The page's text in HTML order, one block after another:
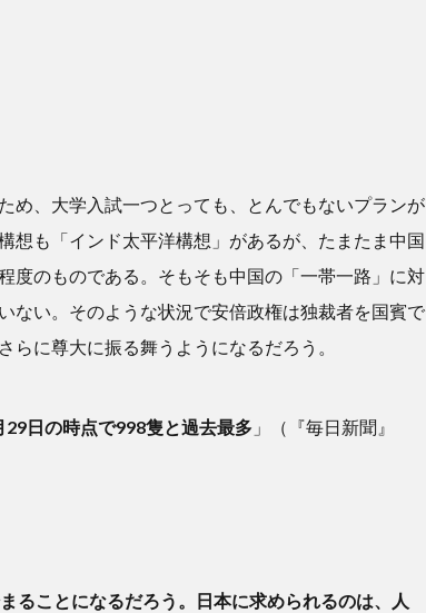
ため、大学入試一つとっても、とんでもないプランが
想も「インド太平洋構想」があるが、たまたま中国
度のものである。そもそも中国の「一帯一路」に対
ない。そのような状況で安倍政権は独裁者を国賓で
に尊大に振る舞うようになるだろう。
日の時点で998隻と過去最多 」（『毎日新聞』
ることになるだろう。日本に求められるのは、人